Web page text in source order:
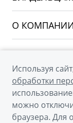
ATLAS
OKAVANGO
MONJARO
Архивные модели
О КОМПАНИИ
Новости
Наша команда
Правовая
Мы в соцсетях
Используя
обработки
можно
браузера. Для